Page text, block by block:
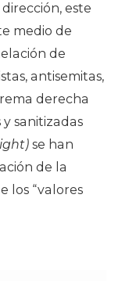
este
medio de
de
antisemitas,
derecha
sanitizadas
se han
de la
los “valores